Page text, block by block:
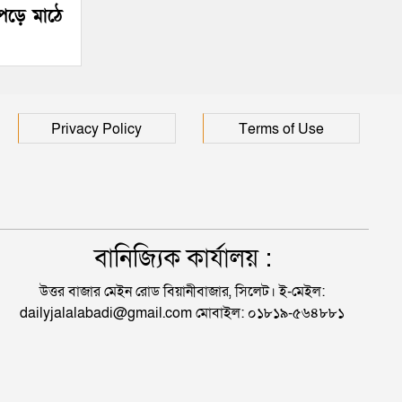
মাঠে
Privacy Policy Terms of Use
বানিজ্যিক কার্যালয় :
উত্তর বাজার মেইন রোড বিয়ানীবাজার, সিলেট। ই-মেইল:
dailyjalalabadi@gmail.com মোবাইল: ০১৮১৯-৫৬৪৮৮১